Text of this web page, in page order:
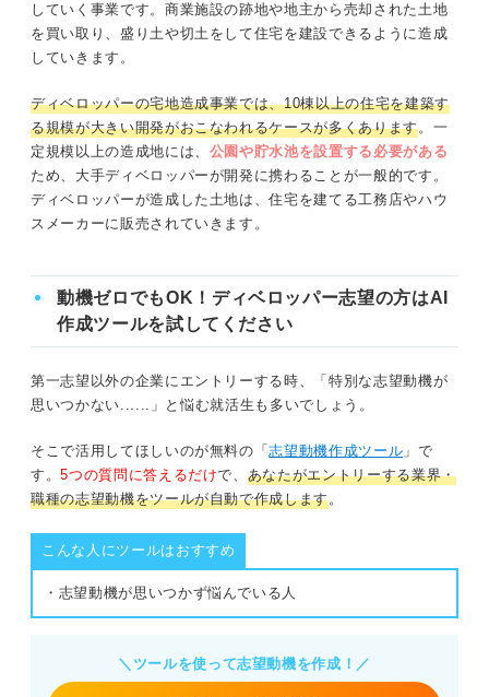
していく事業です。商業施設の跡地や地主から売却された土地
を買い取り、盛り土や切土をして住宅を建設できるように造成
していきます。
ディベロッパーの宅地造成事業では、10棟以上の住宅を建築す
る規模が大きい開発がおこなわれるケースが多くあります。一
定規模以上の造成地には、 公園や貯水池を設置する必要がある
ため、大手ディベロッパーが開発に携わることが一般的です。
ディベロッパーが造成した土地は、住宅を建てる工務店やハウ
スメーカーに販売されていきます。
動機ゼロでもOK！ディベロッパー志望の方はAI
作成ツールを試してください
第一志望以外の企業にエントリーする時、「特別な志望動機が
思いつかない......」と悩む就活生も多いでしょう。
そこで活用してほしいのが無料の「志望動機作成ツール 」で
す。5つの質問に答えるだけで、 あなたがエントリーする業界・
職種の志望動機をツールが自動で作成します。
こんな人にツールはおすすめ
・志望動機が思いつかず悩んでいる人
＼ツールを使って志望動機を作成！／